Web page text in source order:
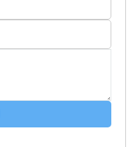
aber der Fachmann